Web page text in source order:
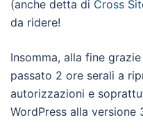
(anche detta di Cross
da ridere!
Insomma, alla fine
passato 2 ore serali a
autorizzazioni e
WordPress alla versione